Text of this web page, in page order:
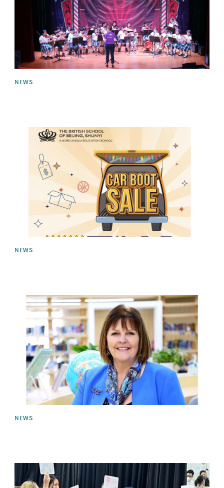
NEWS
News image
NEWS
News image
NEWS
News image